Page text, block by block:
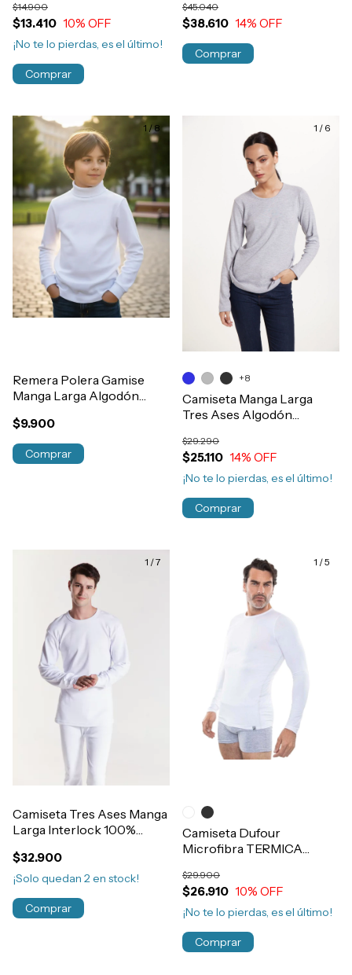
$13.410
$14.900
10% OFF
¡No te lo pierdas, es el último!
Comprar
Hombre Art.609
$38.610
$45.040
14% OFF
Comprar
1 /8
Remera Polera Gamise
Manga Larga Algodón
481
$9.900
Comprar
1 / 6
Camiseta Manga Larga
Tres Ases Algodón
$25.110
$29.290
14% OFF
¡No te lo pierdas, es el último!
+8
Comprar
1 /7
Camiseta Tres Ases Manga
Larga Interlock 100%
$32.900
¡Solo quedan 2en stock!
Comprar
1 /5
Camiseta Dufour
Microfibra TERMICA
Hombre Art.11945
$26.910
$29.900
10% OFF
¡No te lo pierdas, es el último!
Comprar